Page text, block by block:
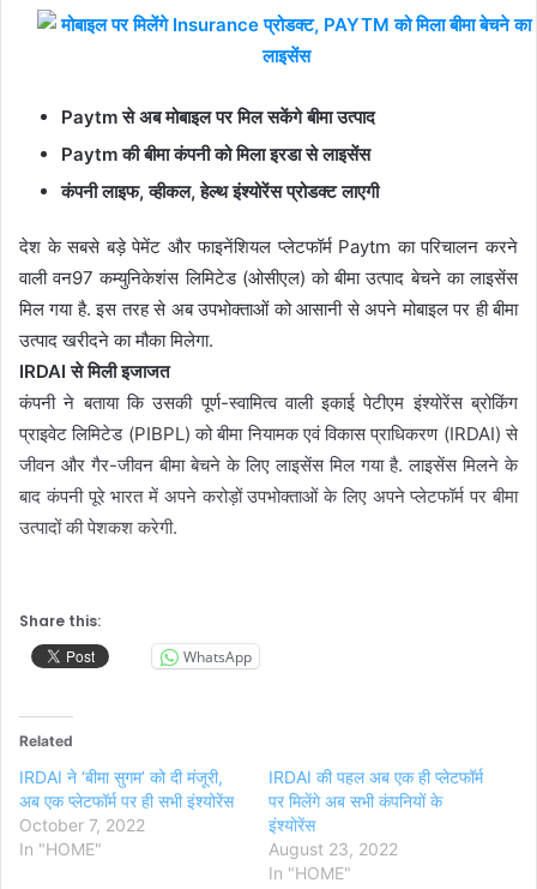
Paytm से अब मोबाइल पर मिल सकेंगे बीमा उत्पाद
Paytm की बीमा कंपनी को मिला इरडा से लाइसेंस
कंपनी लाइफ, व्हीकल, हेल्थ इंश्योरेंस प्रोडक्ट लाएगी
देश के सबसे बड़े पेमेंट और फाइनेंशियल प्‍लेटफॉर्म Paytm का परिचालन करने
वाली वन97 कम्‍युनिकेशंस लिमिटेड (ओसीएल) को बीमा उत्पाद बेचने का लाइसेंस
मिल गया है. इस तरह से अब उपभोक्ताओं को आसानी से अपने मोबाइल पर ही बीमा
उत्पाद खरीदने का मौका मिलेगा.
IRDAI से मिली इजाजत
कंपनी ने बताया कि उसकी पूर्ण-स्‍वामित्‍व वाली इकाई पेटीएम इंश्‍योरेंस ब्रोकिंग
प्राइवेट लिमिटेड (PIBPL) को बीमा नियामक एवं विकास प्राध‍िकरण (IRDAI) से
जीवन और गैर-जीवन बीमा बेचने के लिए लाइसेंस मिल गया है. लाइसेंस मिलने के
बाद कंपनी पूरे भारत में अपने करोड़ों उपभोक्‍ताओं के लिए अपने प्‍लेटफॉर्म पर बीमा
उत्‍पादों की पेशकश करेगी.
Share this:
WhatsApp
Related
IRDAI ने ‘बीमा सुगम’ को दी मंजूरी,
अब एक प्लेटफॉर्म पर ही सभी इंश्योरेंस
October 7, 2022
In "HOME"
IRDAI की पहल अब एक ही प्लेटफॉर्म
पर मिलेंगे अब सभी कंपनियों के
इंश्योरेंस
August 23, 2022
In "HOME"